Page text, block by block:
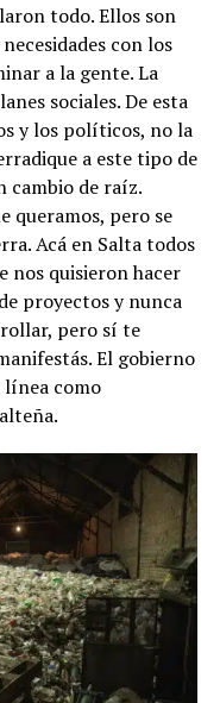
todo. Ellos son
con los
a la gente. La
sociales. De esta
y los políticos, no la
a este tipo de
cambio de raíz.
queramos, pero se
Acá en Salta todos
nos quisieron hacer
proyectos y nunca
pero sí te
El gobierno
línea como